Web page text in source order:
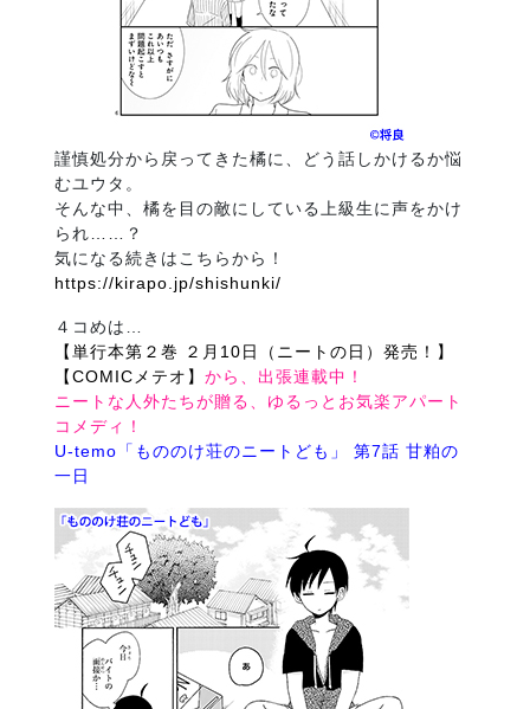
謹慎処分から戻ってきた橘に、どう話しかけるか悩
むユウタ。
そんな中、橘を目の敵にしている上級生に声をかけ
られ……？
気になる続きはこちらから！
https://kirapo.jp/shishunki/
４コめは…
【単行本第２巻 ２月10日（ニートの日）発売！】
【COMICメテオ】 から、出張連載中！
ニートな人外たちが贈る、ゆるっとお気楽アパート
コメディ！
U-temo「もののけ荘のニートども」 第7話 甘粕の
一日